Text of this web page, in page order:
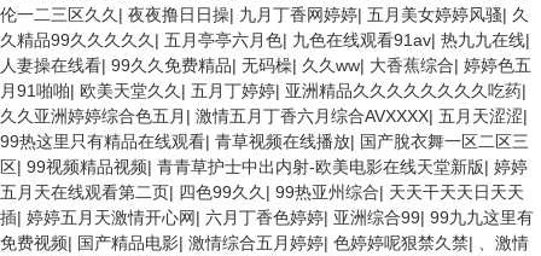
伦一二三区久久 | 夜夜撸日日操| 九月丁香网婷婷| 五月美女婷婷风骚| 久
久精品99久久久久久 | 五月亭亭六月色| 九色在线观看91av| 热九九在线|
人妻操在线看| 99久久免费精品| 无码橾| 久久ww| 大香蕉综合| 婷婷色五
月91啪啪| 欧美天堂久久 | 五月丁婷婷| 亚洲精品久久久久久久久久吃药|
久久亚洲婷婷综合色五月 | 激情五月丁香六月综合AVXXXX| 五月天涩涩|
99热这里只有精品在线观看| 青草视频在线播放| 国产脫衣舞一区二区三
区| 99视频精品视频| 青青草护士中出内射-欧美电影在线天堂新版| 婷婷
五月天在线观看第二页| 四色99久久 | 99热亚州综合| 天天干天天日天天
插| 婷婷五月天激情开心网| 六月丁香色婷婷| 亚洲综合99| 99九九这里有
免费视频| 国产精品电影| 激情综合五月婷婷| 色婷婷呢狠禁久禁|
、激情